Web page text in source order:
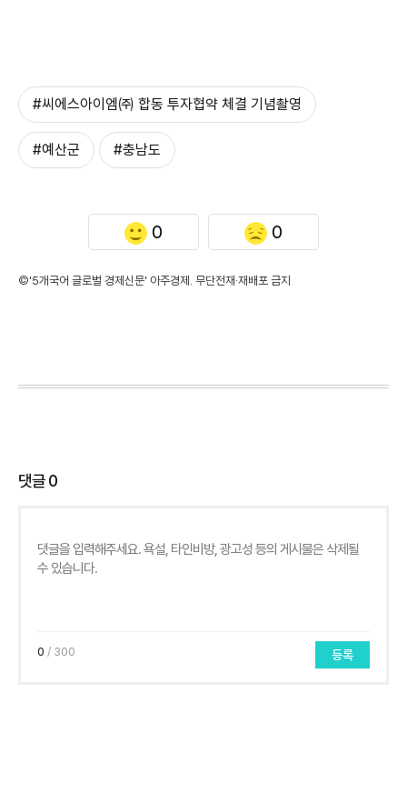
#씨에스아이엠㈜ 합동 투자협약 체결 기념촬영
#예산군 #충남도
0 0
©'5개국어 글로벌 경제신문' 아주경제. 무단전재·재배포 금지
댓글0
0 / 300 등록